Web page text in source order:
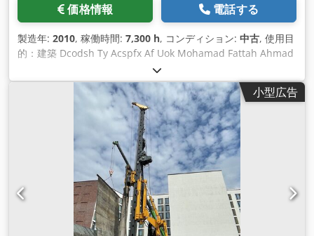
価格情報 電話する
製造年: 2010, 稼働時間: 7,300 h, コンディション: 中古, 使用目
的：建築 Dcodsh Ty Acspfx Af Uok Mohamad Fattah Ahmad
までお問い合わせください。 ベースキャリア CAT 312 エンジ
ン 67kW ドリルテーブル BT 60 / 60 kNm ケリーK 298 4/15m
牽引式送りウインチ 100kN 牽引式メインウインチ 100kN 総重
量 26200kg LOW HEADマシン!
小型広告